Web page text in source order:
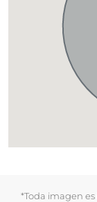
*Toda imagen